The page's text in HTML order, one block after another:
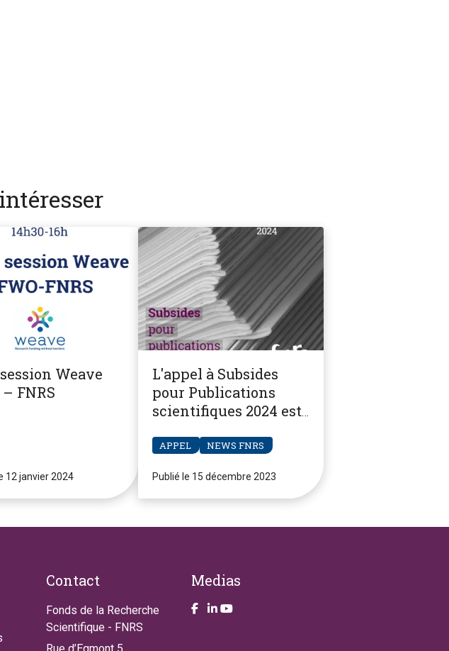
Weave
FNRS
12 janvier 2024
L'appel à Subsides
pour Publications
scientifiques 2024 est
APPEL NEWS FNRS
Publié le 15 décembre 2023
Contact
Fonds de la Recherche
Scientifique - FNRS
Medias
Take a look on our facebook page
Take a look on our LinkendIn page